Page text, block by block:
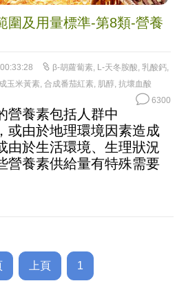
圍及用量標準-第8類-營養
β-胡蘿蔔素, L-天冬胺酸, 乳酸鈣,
玉米黃素, 合成番茄紅素, 肌醇, 抗壞血酸
6300
營養素包括人群中
或由於地理環境因素造成
由於生活環境、生理狀況
營養素供給量有特殊需要
上頁 1